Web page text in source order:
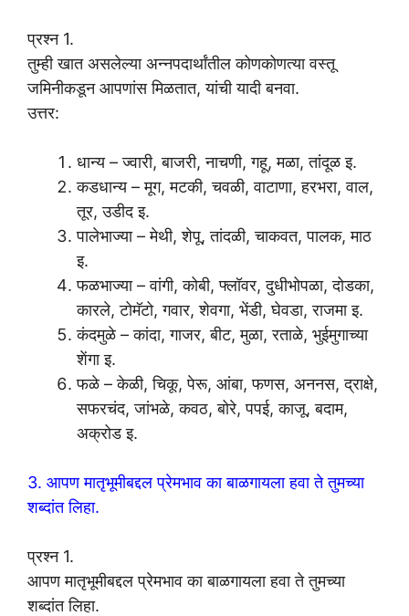
प्रश्न 1.
तुम्ही खात असलेल्या अन्नपदार्थांतील कोणकोणत्या वस्तू
जमिनीकडून आपणांस मिळतात, यांची यादी बनवा.
उत्तर:
धान्य – ज्वारी, बाजरी, नाचणी, गहू, मळा, तांदूळ इ.
कडधान्य – मूग, मटकी, चवळी, वाटाणा, हरभरा, वाल,
तूर, उडीद इ.
पालेभाज्या – मेथी, शेपू, तांदळी, चाकवत, पालक, माठ
इ.
फळभाज्या – वांगी, कोबी, फ्लॉवर, दुधीभोपळा, दोडका,
कारले, टोमॅटो, गवार, शेवगा, भेंडी, घेवडा, राजमा इ.
कंदमुळे – कांदा, गाजर, बीट, मुळा, रताळे, भुईमुगाच्या
शेंगा इ.
फळे – केळी, चिकू, पेरू, आंबा, फणस, अननस, द्राक्षे,
सफरचंद, जांभळे, कवठ, बोरे, पपई, काजू, बदाम,
अक्रोड इ.
3. आपण मातृभूमीबद्दल प्रेमभाव का बाळगायला हवा ते तुमच्या
शब्दांत लिहा.
प्रश्न 1.
आपण मातृभूमीबद्दल प्रेमभाव का बाळगायला हवा ते तुमच्या
शब्दांत लिहा.